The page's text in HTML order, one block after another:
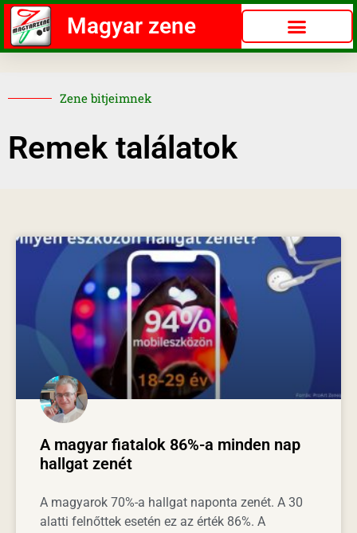
Magyar zene
Zene bitjeimnek
Remek találatok
A magyar fiatalok 86%-a minden nap
hallgat zenét
A magyarok 70%-a hallgat naponta zenét. A 30
alatti felnőttek esetén ez az érték 86%. A